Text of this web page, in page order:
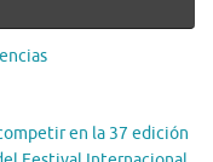
en la 37 edición